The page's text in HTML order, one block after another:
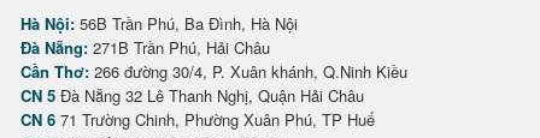
Hà Nội: 56B Trần Phú, Ba Đình, Hà Nội
Đà Nẵng: 271B Trần Phú, Hải Châu
Cần Thơ: 266 đường 30/4, P. Xuân khánh, Q.Ninh Kiều
CN 5 Đà Nẵng 32 Lê Thanh Nghị, Quận Hải Châu
CN 6 71 Trường Chinh, Phường Xuân Phú, TP Huế